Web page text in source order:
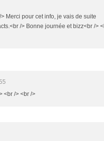
Merci pour cet info, je vais de suite
/> Bonne journée et bizz<br />
<br /> <br />